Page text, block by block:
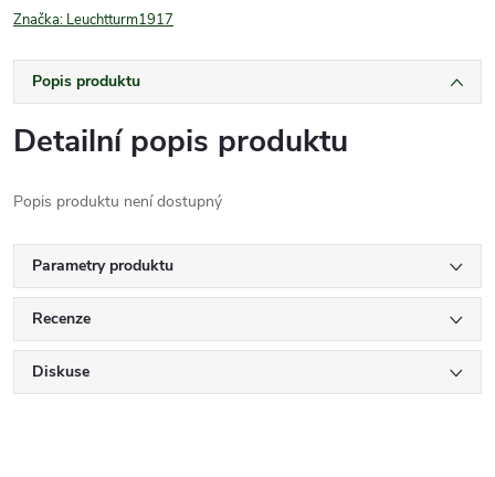
Značka: Leuchtturm1917
Popis produktu
Detailní popis produktu
Popis produktu není dostupný
Parametry produktu
Recenze
Diskuse